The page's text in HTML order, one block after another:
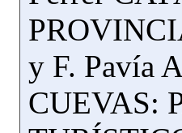
y F. Pavía
CUEVAS: